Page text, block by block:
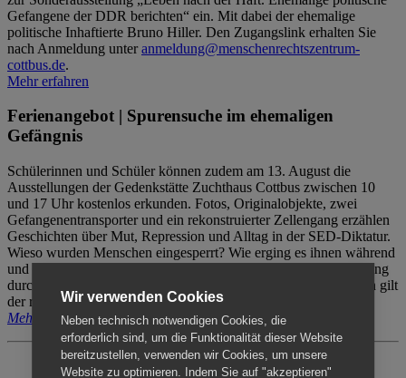
Gefangene der DDR berichten“ ein. Mit dabei der ehemalige
politische Inhaftierte Bruno Hiller. Den Zugangslink erhalten Sie
nach Anmeldung unteranmeldung@menschenrechtszentrum-
cottbus.de.
Mehr erfahren
Ferienangebot | Spurensuche im ehemaligen
Gefängnis
Schülerinnen und Schüler können zudem am 13. August die
Ausstellungen der Gedenkstätte Zuchthaus Cottbus zwischen 10
und 17 Uhr kostenlos erkunden. Fotos, Originalobjekte, zwei
Gefangenentransporter und ein rekonstruierter Zellengang erzählen
Geschichten über Mut, Repression und Alltag in der SED-Diktatur.
Wieso wurden Menschen eingesperrt? Wie erging es ihnen während
und nach der Haft? Der Besuch erfolgt individuell ohne Betreuung
durch das Menschenrechtszentrum Cottbus. Für Begleitpersonen gilt
der reguläre Eintritt (8€ / ermäßigt 5€).
Mehr erfahren
Wir verwenden Cookies
Neben technisch notwendigen Cookies, die
erforderlich sind, um die Funktionalität dieser Website
bereitzustellen, verwenden wir Cookies, um unsere
Website zu optimieren. Indem Sie auf "akzeptieren"